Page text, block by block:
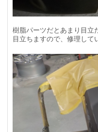
樹脂パーツだとあまり目立
目立ちますので、修理して